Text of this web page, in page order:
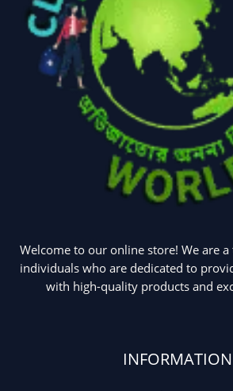
Welcome to our online store! We are
individuals who are dedicated to
with high-quality products and
INFORMATION